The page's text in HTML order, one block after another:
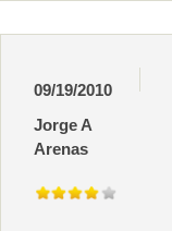
09/19/2010
Jorge A
Arenas